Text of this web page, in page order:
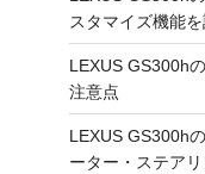
スタマイズ機能
LEXUS GS300h
注意点
LEXUS GS300h
ーター・ステア